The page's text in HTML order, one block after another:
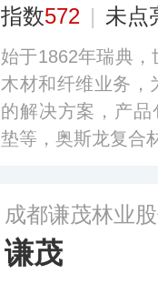
指数572 | 未点
始于1862年瑞典
木材和纤维业务，
的解决方案，产
垫等，奥斯龙复合
成都谦茂林业
谦茂